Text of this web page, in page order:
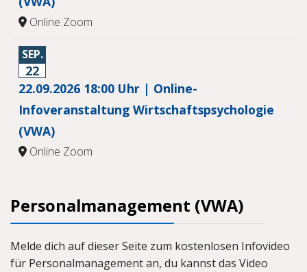
Online Zoom
SEP.
22
22.09.2026 18:00 Uhr | Online-
Infoveranstaltung Wirtschaftspsychologie
(VWA)
Online Zoom
Personalmanagement (VWA)
Melde dich auf dieser Seite zum kostenlosen Infovideo
für Personalmanagement an, du kannst das Video